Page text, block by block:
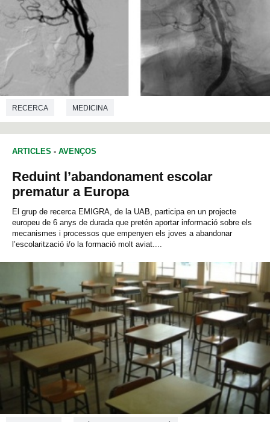
RECERCA MEDICINA
ARTICLES - AVENÇOS
Reduint l’abandonament escolar
prematur a Europa
El grup de recerca EMIGRA, de la UAB, participa en un projecte
europeu de 6 anys de durada que pretén aportar informació sobre els
mecanismes i processos que empenyen els joves a abandonar
l’escolarització i/o la formació molt aviat....